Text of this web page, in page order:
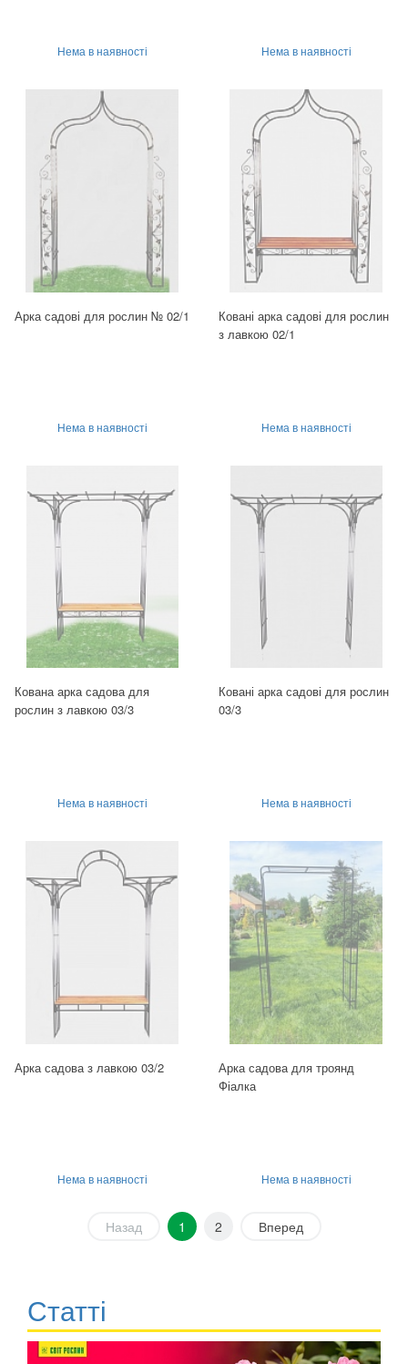
Нема в наявності Нема в наявності
Арка садові для рослин № 02/1
Нема в наявності
Ковані арка садові для рослин
з лавкою 02/1
Нема в наявності
Кована арка садова для
рослин з лавкою 03/3
Нема в наявності
Ковані арка садові для рослин
03/3
Нема в наявності
Арка садова з лавкою 03/2
Нема в наявності
Арка садова для троянд
Фіалка
Нема в наявності
Назад 1 2 Вперед
Статті